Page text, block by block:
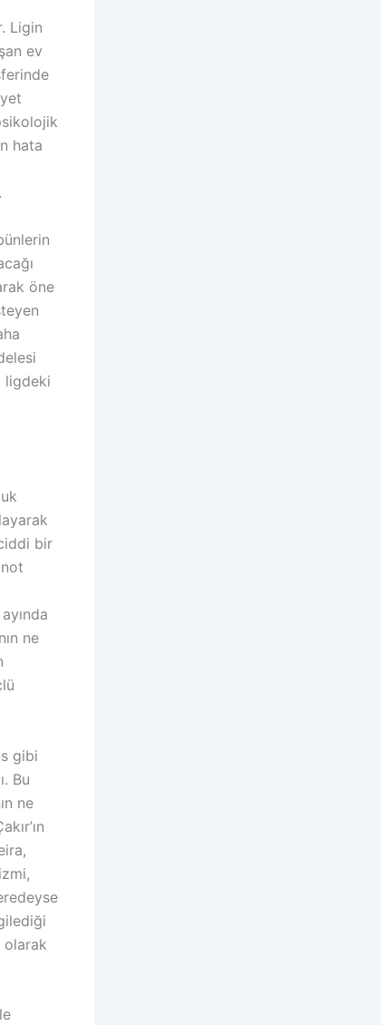
Ligin
ev
hata
öne
ligdeki
bir
ne
gibi
Bu
ne
olarak